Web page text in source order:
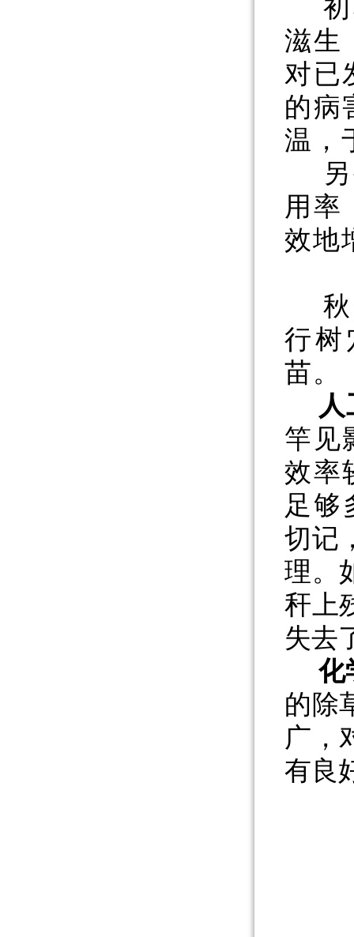
滋生
对已
的病
温，
用率
效地
行树
苗。
竿见
效率
足够
切记
理。
秆上
失去
化
的除
广，
有良